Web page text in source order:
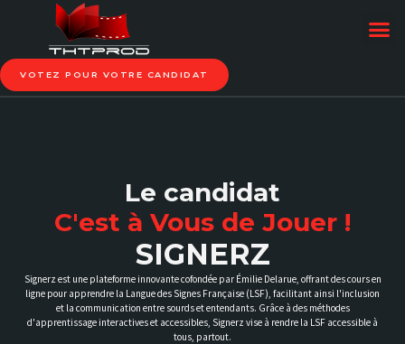
VOTEZ POUR VOTRE CANDIDAT
Le candidat
C'est à Vous de Jouer !
SIGNERZ
Signerz est une plateforme innovante cofondée par Émilie Delarue, offrant des cours en
ligne pour apprendre la Langue des Signes Française (LSF), facilitant ainsi l'inclusion
et la communication entre sourds et entendants. Grâce à des méthodes
d'apprentissage interactives et accessibles, Signerz vise à rendre la LSF accessible à
tous, partout.